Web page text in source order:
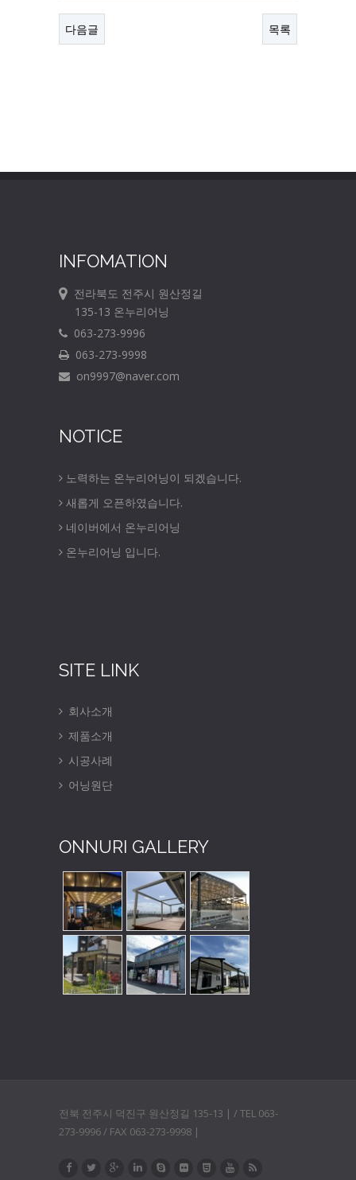
다음글 목록
INFOMATION
전라북도 전주시 원산정길
135-13 온누리어닝
063-273-9996
063-273-9998
on9997@naver.com
NOTICE
노력하는 온누리어닝이 되겠습니다.
새롭게 오픈하였습니다.
네이버에서 온누리어닝
온누리어닝 입니다.
SITE LINK
회사소개
제품소개
시공사례
어닝원단
ONNURI GALLERY
전북 전주시 덕진구 원산정길 135-13 | / TEL 063-
273-9996 / FAX 063-273-9998 |